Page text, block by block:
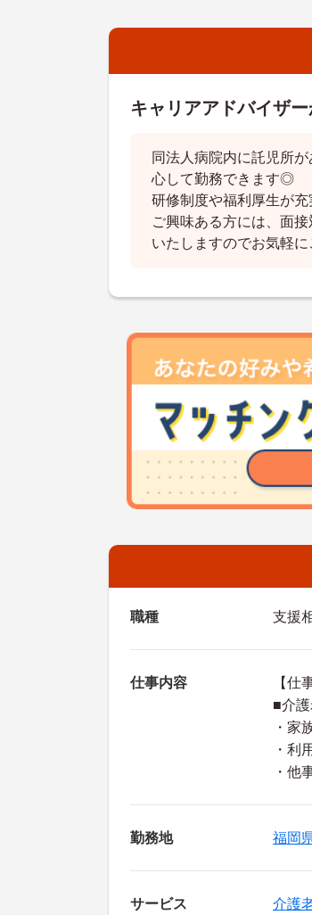
キャリアアドバイザ
同法人病院内に託児所
心して勤務できます◎
研修制度や福利厚生が充
ご興味ある方には、面
いたしますのでお気軽に
職種 支援
仕事内容
【仕
■介
・家
・利
・他
勤務地 福岡
サービス 介護